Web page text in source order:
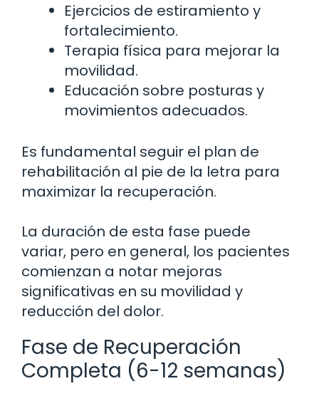
Ejercicios de estiramiento y
fortalecimiento.
Terapia física para mejorar la
movilidad.
Educación sobre posturas y
movimientos adecuados.
Es fundamental seguir el plan de
rehabilitación al pie de la letra para
maximizar la recuperación.
La duración de esta fase puede
variar, pero en general, los pacientes
comienzan a notar mejoras
significativas en su movilidad y
reducción del dolor.
Fase de Recuperación
Completa (6-12 semanas)